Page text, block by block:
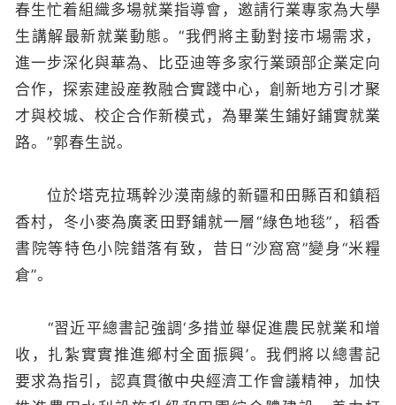
春生忙着組織多場就業指導會，邀請行業專家為大學
生講解最新就業動態。“我們將主動對接市場需求，
進一步深化與華為、比亞迪等多家行業頭部企業定向
合作，探索建設産教融合實踐中心，創新地方引才聚
才與校城、校企合作新模式，為畢業生鋪好鋪實就業
路。”郭春生説。
位於塔克拉瑪幹沙漠南緣的新疆和田縣百和鎮稻
香村，冬小麥為廣袤田野鋪就一層“綠色地毯”，稻香
書院等特色小院錯落有致，昔日“沙窩窩”變身“米糧
倉”。
“習近平總書記強調‘多措並舉促進農民就業和增
收，扎紮實實推進鄉村全面振興’。我們將以總書記
要求為指引，認真貫徹中央經濟工作會議精神，加快